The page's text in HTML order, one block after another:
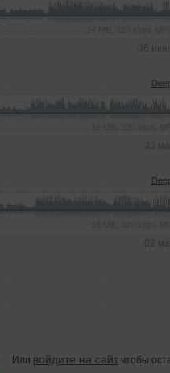
06
30
02
Или войдите на сайтчтобы